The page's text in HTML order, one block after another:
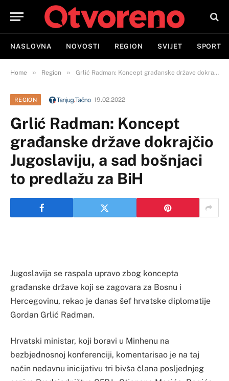
NASLOVNA NOVOSTI REGION SVIJET SPORT
Home » Region » Grlić Radman: Koncept građanske države dokrajčio Jugoslaviju, a sad bošnjaci to predlažu za BiH
REGION 19.02.2022
Grlić Radman: Koncept
građanske države dokrajčio
Jugoslaviju, a sad bošnjaci
to predlažu za BiH
Jugoslavija se raspala upravo zbog koncepta
građanske države koji se zagovara za Bosnu i
Hercegovinu, rekao je danas šef hrvatske diplomatije
Gordan Grlić Radman.
Hrvatski ministar, koji boravi u Minhenu na
bezbjednosnoj konferenciji, komentarisao je na taj
način nedavnu inicijativu tri bivša člana posljednjeg